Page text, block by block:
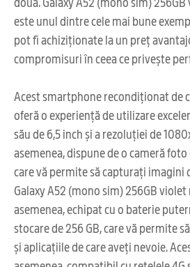
este unul dintre cele mai bune
pot fi achiziționate la un preț
compromisuri în ceea ce privește
Acest smartphone recondiționat de
oferă o experiență de utilizare
său de 6,5 inch și a rezoluției de
asemenea, dispune de o cameră
care vă permite să capturați imagini
Galaxy A52 (mono sim) 256GB
asemenea, echipat cu o baterie
stocare de 256 GB, care vă permite
și aplicațiile de care aveți nevoie.